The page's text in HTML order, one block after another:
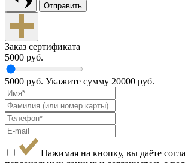
Отправить
Заказ сертификата
5000 руб.
5000 руб. Укажите сумму 20000 руб.
Нажимая на кнопку, вы даёте